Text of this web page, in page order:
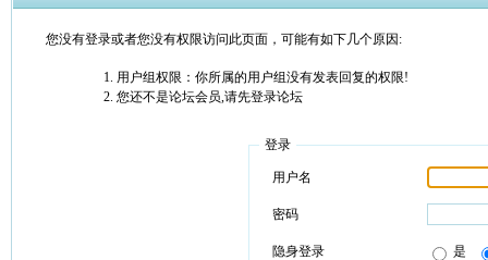
您没有登录或者您没有权限访问此页面，可能有如下几个原因:
用户组权限：你所属的用户组没有发表回复的权限!
您还不是论坛会员,请先登录论坛
登录
用户名
密码
隐身登录 是